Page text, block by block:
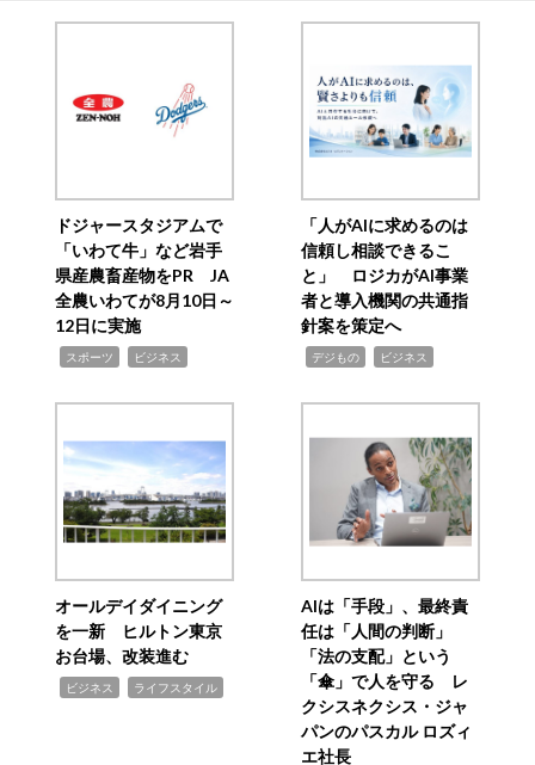
ドジャースタジアムで
「いわて牛」など岩手
県産農畜産物をPR JA
全農いわてが8月10日～
12日に実施
スポーツ ビジネス
「人がAIに求めるのは
信頼し相談できるこ
と」 ロジカがAI事業
者と導入機関の共通指
針案を策定へ
デジもの ビジネス
オールデイダイニング
を一新 ヒルトン東京
お台場、改装進む
ビジネス ライフスタイル
AIは「手段」、最終責
任は「人間の判断」
「法の支配」という
「傘」で人を守る レ
クシスネクシス・ジャ
パンのパスカル ロズィ
エ社長